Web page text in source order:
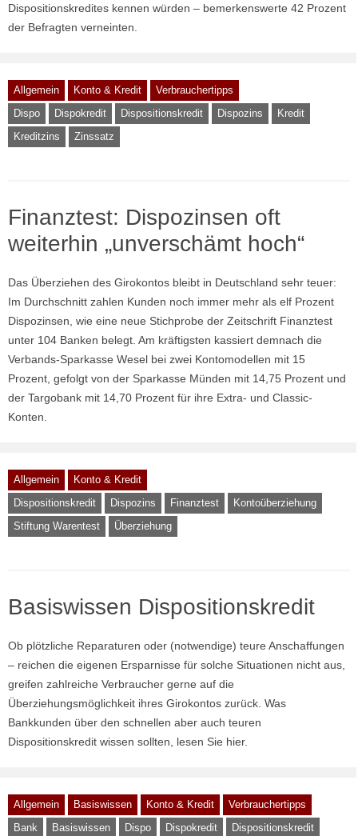
Dispositionskredites kennen würden – bemerkenswerte 42 Prozent
der Befragten verneinten.
Allgemein Konto & Kredit
Verbrauchertipps
Dispo
Dispokredit Dispositionskredit Dispozins
Kredit
Kreditzins
Zinssatz
Finanztest: Dispozinsen oft
weiterhin „unverschämt hoch“
Das Überziehen des Girokontos bleibt in Deutschland sehr teuer:
Im Durchschnitt zahlen Kunden noch immer mehr als elf Prozent
Dispozinsen, wie eine neue Stichprobe der Zeitschrift Finanztest
unter 104 Banken belegt. Am kräftigsten kassiert demnach die
Verbands-Sparkasse Wesel bei zwei Kontomodellen mit 15
Prozent, gefolgt von der Sparkasse Münden mit 14,75 Prozent und
der Targobank mit 14,70 Prozent für ihre Extra- und Classic-
Konten.
Allgemein
Konto & Kredit
Dispositionskredit
Dispozins Finanztest
Kontoüberziehung
Stiftung Warentest
Überziehung
Basiswissen Dispositionskredit
Ob plötzliche Reparaturen oder (notwendige) teure Anschaffungen
– reichen die eigenen Ersparnisse für solche Situationen nicht aus,
greifen zahlreiche Verbraucher gerne auf die
Überziehungsmöglichkeit ihres Girokontos zurück. Was
Bankkunden über den schnellen aber auch teuren
Dispositionskredit wissen sollten, lesen Sie hier.
Allgemein Basiswissen Konto & Kredit
Verbrauchertipps
Bank
Basiswissen Dispo Dispokredit
Dispositionskredit